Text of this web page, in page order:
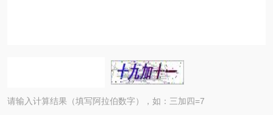
请输入计算结果（填写阿拉伯数字），如：三加四=7